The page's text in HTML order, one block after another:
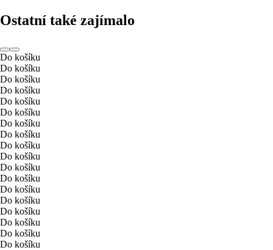
Ostatní také zajímalo
Do košíku
Do košíku
Do košíku
Do košíku
Do košíku
Do košíku
Do košíku
Do košíku
Do košíku
Do košíku
Do košíku
Do košíku
Do košíku
Do košíku
Do košíku
Do košíku
Do košíku
Do košíku